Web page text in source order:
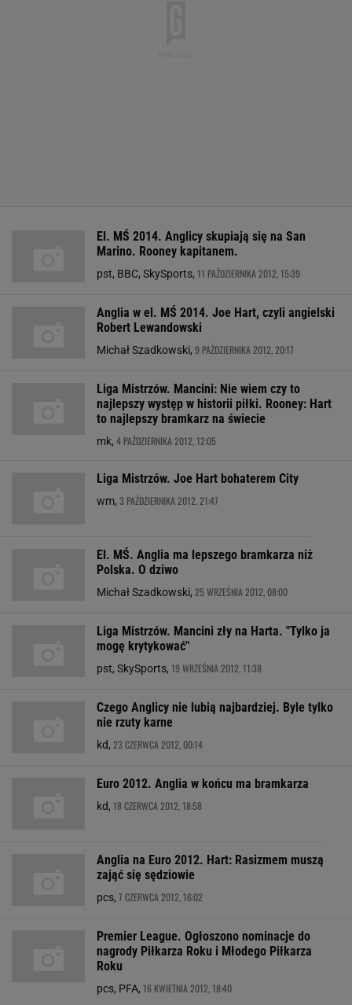
El. MŚ 2014. Anglicy skupiają się na San
Marino. Rooney kapitanem.
pst, BBC, SkySports, 11 PAŹDZIERNIKA 2012, 15:39
Anglia w el. MŚ 2014. Joe Hart, czyli angielski
Robert Lewandowski
Michał Szadkowski, 9 PAŹDZIERNIKA 2012, 20:17
Liga Mistrzów. Mancini: Nie wiem czy to
najlepszy występ w historii piłki. Rooney: Hart
to najlepszy bramkarz na świecie
mk, 4 PAŹDZIERNIKA 2012, 12:05
Liga Mistrzów. Joe Hart bohaterem City
wm, 3 PAŹDZIERNIKA 2012, 21:47
El. MŚ. Anglia ma lepszego bramkarza niż
Polska. O dziwo
Michał Szadkowski, 25 WRZEŚNIA 2012, 08:00
Liga Mistrzów. Mancini zły na Harta. "Tylko ja
mogę krytykować"
pst, SkySports, 19 WRZEŚNIA 2012, 11:38
Czego Anglicy nie lubią najbardziej. Byle tylko
nie rzuty karne
kd, 23 CZERWCA 2012, 00:14
Euro 2012. Anglia w końcu ma bramkarza
kd, 18 CZERWCA 2012, 18:58
Anglia na Euro 2012. Hart: Rasizmem muszą
zająć się sędziowie
pcs, 7 CZERWCA 2012, 16:02
Premier League. Ogłoszono nominacje do
nagrody Piłkarza Roku i Młodego Piłkarza
Roku
pcs, PFA, 16 KWIETNIA 2012, 18:40